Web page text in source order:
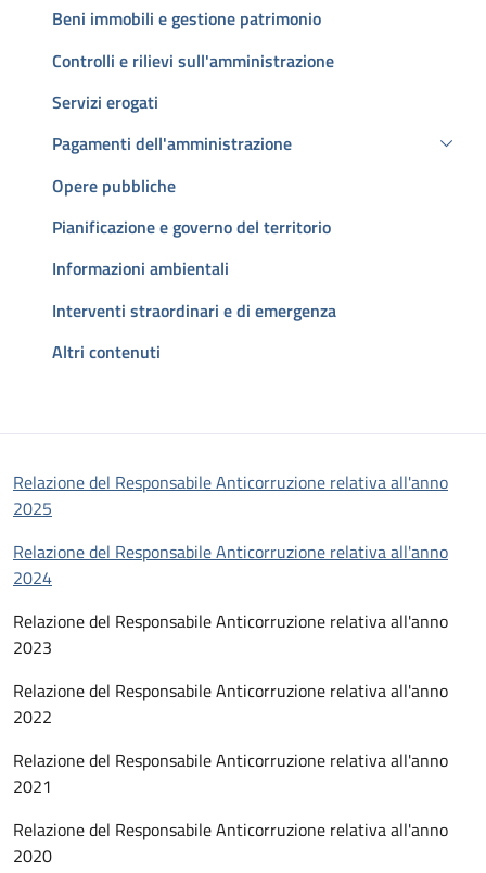
Beni immobili e gestione patrimonio
Controlli e rilievi sull'amministrazione
Servizi erogati
Pagamenti dell'amministrazione
Opere pubbliche
Pianificazione e governo del territorio
Informazioni ambientali
Interventi straordinari e di emergenza
Altri contenuti
Descrizione
Relazione del Responsabile Anticorruzione relativa all'anno
2025
Relazione del Responsabile Anticorruzione relativa all'anno
2024
Relazione del Responsabile Anticorruzione relativa all'anno
2023
Relazione del Responsabile Anticorruzione relativa all'anno
2022
Relazione del Responsabile Anticorruzione relativa all'anno
2021
Relazione del Responsabile Anticorruzione relativa all'anno
2020